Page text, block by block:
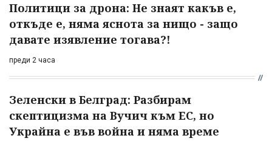
Политици за дрона: Не знаят какъв е,
откъде е, няма яснота за нищо - защо
давате изявление тогава?!
преди 2 часа
Зеленски в Белград: Разбирам
скептицизма на Вучич към ЕС, но
Украйна е във война и няма време